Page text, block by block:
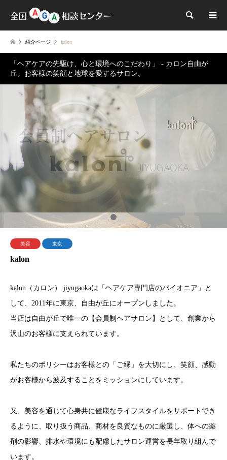
検索
紹介ページ kalon
「ヘアケアの先駆け、心と環境へのこだわり」 - カロン自由が
丘。お客様の笑顔と地球を愛するサロン。
1
美容 東京
kalon
して、2011年に東京、自由が丘にオープンしました。
当店は自由が丘で唯一の【会員制ヘアサロン】として、創業から
沢山のお客様に支えられています。
がお客様から波及することをミッションにしています。
るように、取り扱う商品、商材を良質なものに厳選し、体への薬
剤の影響、排水や環境にも配慮したサロン運営を長年取り組んで
います。